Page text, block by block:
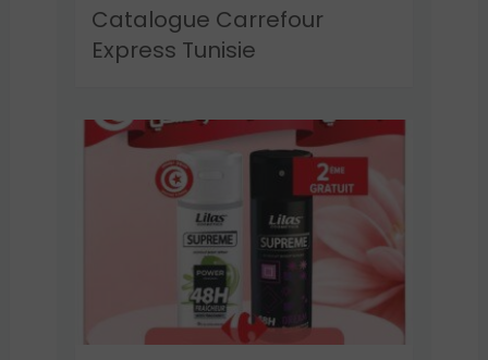
Catalogue Carrefour
Express Tunisie